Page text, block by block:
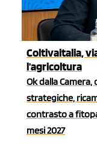
Coltivaitalia,
l'agricoltura
Ok dalla
strategiche,
contrasto a
mesi 2027